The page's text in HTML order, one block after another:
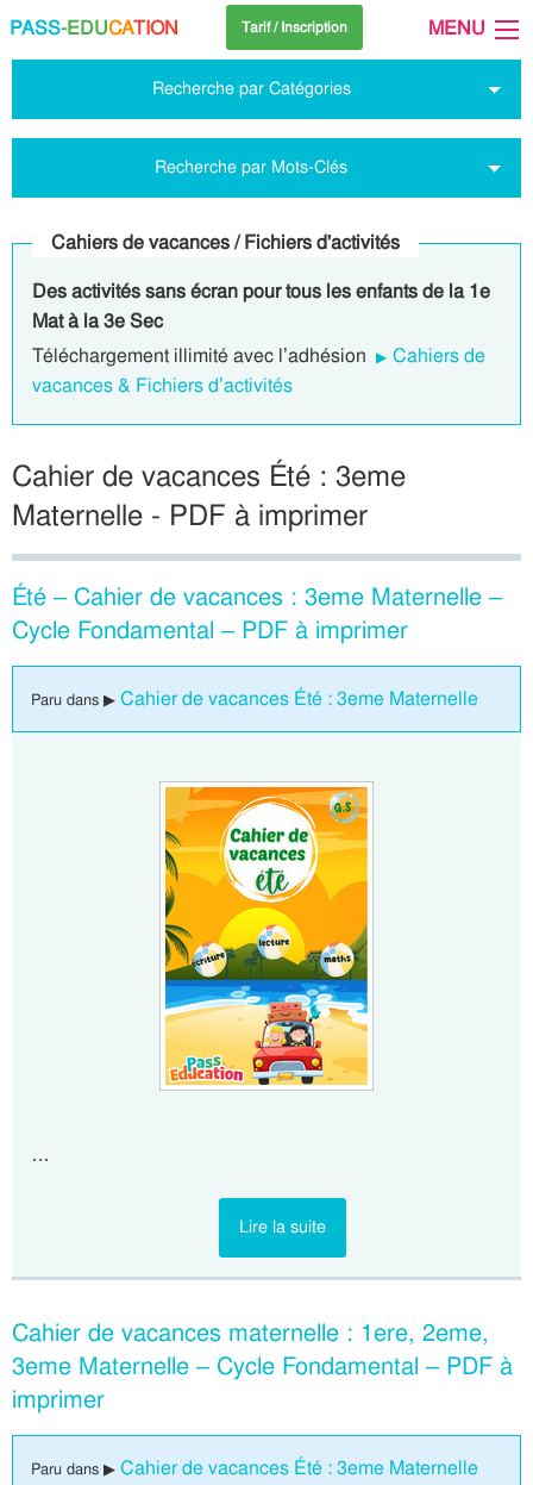
PASS-EDUCATION Tarif / Inscription MENU
Recherche par Catégories
Recherche par Mots-Clés
Cahiers de vacances / Fichiers d'activités
Des activités sans écran pour tous les enfants de la 1e
Mat à la 3e Sec
Téléchargement illimité avec l’adhésion
Cahiers de
vacances & Fichiers d’activités
Cahier de vacances Été : 3eme
Maternelle - PDF à imprimer
Été – Cahier de vacances : 3eme Maternelle –
Cycle Fondamental – PDF à imprimer
Paru dans ▶ Cahier de vacances Été : 3eme Maternelle
…
Lire la suite
Cahier de vacances maternelle : 1ere, 2eme,
3eme Maternelle – Cycle Fondamental – PDF à
imprimer
Paru dans ▶ Cahier de vacances Été : 3eme Maternelle